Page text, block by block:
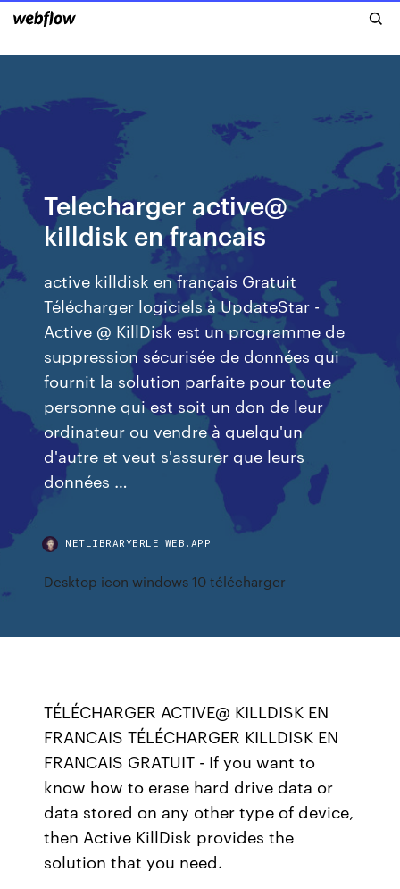
Telecharger active@
killdisk en francais
active killdisk en français Gratuit
Télécharger logiciels à UpdateStar -
Active @ KillDisk est un programme de
suppression sécurisée de données qui
fournit la solution parfaite pour toute
personne qui est soit un don de leur
ordinateur ou vendre à quelqu'un
d'autre et veut s'assurer que leurs
données …
NETLIBRARYERLE.WEB.APP
Desktop icon windows 10 télécharger
TÉLÉCHARGER ACTIVE@ KILLDISK EN
FRANCAIS TÉLÉCHARGER KILLDISK EN
FRANCAIS GRATUIT - If you want to
know how to erase hard drive data or
data stored on any other type of device,
then Active KillDisk provides the
solution that you need.